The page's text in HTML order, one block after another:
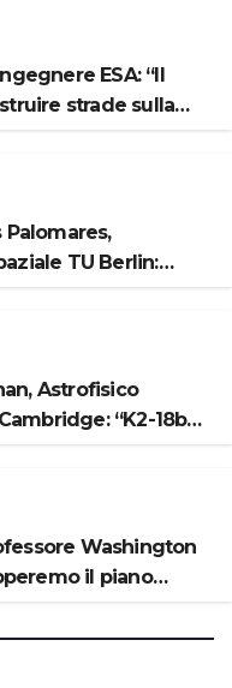
ESA: “Il
strade sulla
Palomares,
TU Berlin:
Astrofisico
“K2-18b
Washington
il piano